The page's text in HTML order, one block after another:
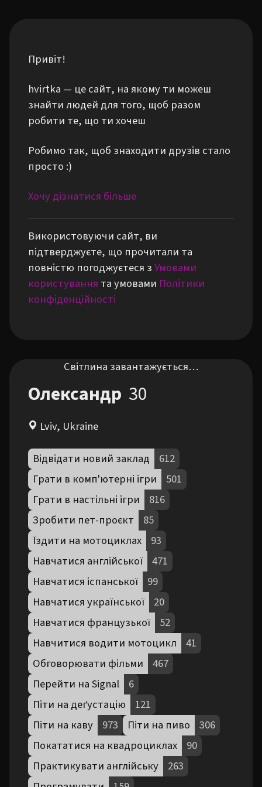
Привіт!
hvirtka — це сайт, на якому ти можеш
знайти людей для того, щоб разом
робити те, що ти хочеш
Робимо так, щоб знаходити друзів стало
просто :)
Хочу дізнатися більше
Використовуючи сайт, ви
підтверджуєте, що прочитали та
повністю погоджуєтеся зУмовами
користування та умовами Політики
конфіденційності
Світлина завантажується…
Олександр 30
Lviv, Ukraine
Відвідати новий заклад
612
Грати в комп'ютерні ігри
501
Грати в настільні ігри
816
Зробити пет-проєкт
85
Їздити на мотоциклах
93
Навчатися англійської
471
Навчатися іспанської
99
Навчатися української
20
Навчатися французької
52
Навчитися водити мотоцикл
41
Обговорювати фільми
467
Перейти на Signal
6
Піти на деґустацію
121
Піти на каву
973 Піти на пиво
306
Покататися на квадроциклах
90
Практикувати англійську
263